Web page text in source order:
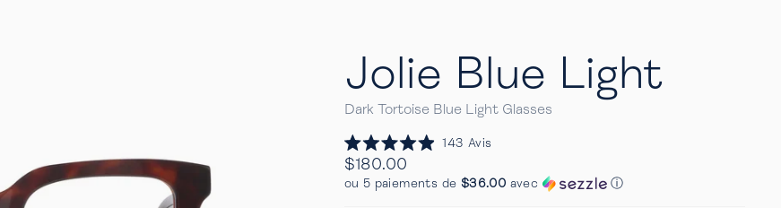
Jolie Blue Light
Dark Tortoise Blue Light Glasses
Noté
4.9
sur
143 Avis
faire
Prix
Regulier
$180.00
ou 5 paiements de $36.00 avec ⓘ